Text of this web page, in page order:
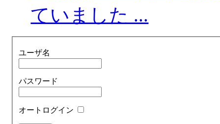
ていました ...
ユーザ名
パスワード
オートログイン